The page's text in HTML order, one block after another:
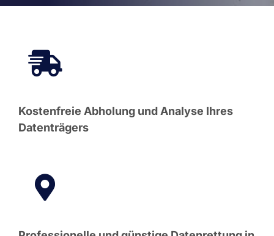
Kostenfreie Abholung und Analyse Ihres
Datenträgers